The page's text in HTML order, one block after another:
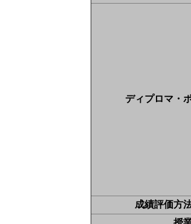
ディプロマ・
成績評価方